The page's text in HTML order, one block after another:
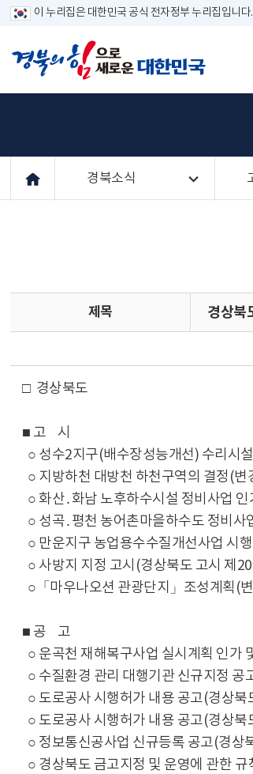
이 누리집은 대한민국 공식 전자정부 누리집입니다.
경북소식
제목 경상북
□ 경상북도
■ 고 시
○ 성수2지구(배수장성능개선) 수리시
○ 지방하천 대방천 하천구역의 결정(
○ 화산․화남 노후하수시설 정비사업
○ 성곡․평천 농어촌마을하수도 정비
○ 만운지구 농업용수수질개선사업 시
○ 사방지 지정 고시(경상북도 고시 제
○「마우나오션 관광단지」조성계획(
■ 공 고
○ 운곡천 재해복구사업 실시계획 인가
○ 수질환경 관리 대행기관 신규지정
○ 도로공사 시행허가 내용 공고(경상
○ 도로공사 시행허가 내용 공고(경상
○ 정보통신공사업 신규등록 공고(경상
○ 경상북도 금고지정 및 운영에 관한